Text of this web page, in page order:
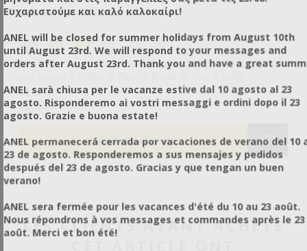
Référence: AN51751UPS2ST
Feuille de cire gaufrée en alvéoles de 5,6 mm. Vous n'avez
simplement de vous procurer les cadres compatibles ANEL.
Les feuilles sont résistantes à la fausse teigne. et ne
s'abîment pas, elles sont durables et extrêmement robustes.
miel. Toutes les feuilles plastiques ANEL sont disponibles
enduits de cire ou non, selon votre choix. Si vous souhaitez
les enduire vous-mêmes, vous pouvez soit les tremper dans
de la cire fondue (60-70ºC), soit les enduire à l'aide d'un
des feuilles plus petites, contactez-nous.
€2,95 HT
€3,66 TTC
LES CLIENTS AYANT ACHETÉ
Ευχαριστούμε και καλό καλοκαίρι!
ANEL will be closed for summer holidays from August 10th
until August 23rd. We will respond to your messages and
orders after August 23rd. Thank you and have a great
ANEL sarà chiusa per le vacanze estive dal 10 agosto al 23
agosto. Risponderemo ai vostri messaggi e ordini dopo il 23
agosto. Grazie e buona estate!
ANEL permanecerá cerrada por vacaciones de verano del 10
23 de agosto. Responderemos a sus mensajes y pedidos
después del 23 de agosto. Gracias y que tengan un buen
verano!
ANEL sera fermée pour les vacances d'été du 10 au 23 août.
Nous répondrons à vos messages et commandes après le 23
août. Merci et bon été!